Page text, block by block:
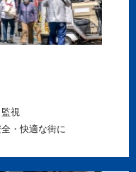
視
・快適な街に